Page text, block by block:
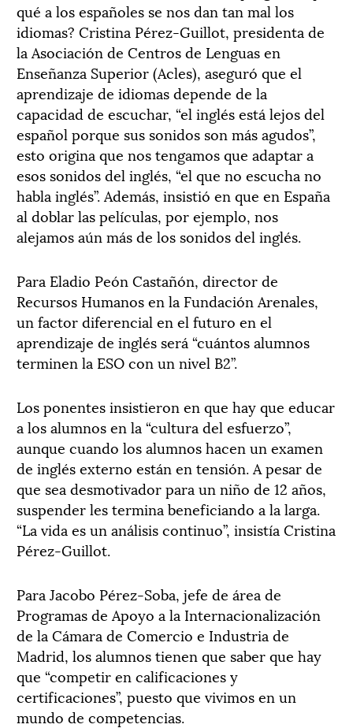
qué a los españoles se nos dan tan mal los
idiomas? Cristina Pérez-Guillot, presidenta de
la Asociación de Centros de Lenguas en
Enseñanza Superior (Acles), aseguró que el
aprendizaje de idiomas depende de la
capacidad de escuchar, “el inglés está lejos del
español porque sus sonidos son más agudos”,
esto origina que nos tengamos que adaptar a
esos sonidos del inglés, “el que no escucha no
habla inglés”. Además, insistió en que en España
al doblar las películas, por ejemplo, nos
alejamos aún más de los sonidos del inglés.
Para Eladio Peón Castañón, director de
Recursos Humanos en la Fundación Arenales,
un factor diferencial en el futuro en el
aprendizaje de inglés será “cuántos alumnos
terminen la ESO con un nivel B2”.
Los ponentes insistieron en que hay que educar
a los alumnos en la “cultura del esfuerzo”,
aunque cuando los alumnos hacen un examen
de inglés externo están en tensión. A pesar de
que sea desmotivador para un niño de 12 años,
suspender les termina beneficiando a la larga.
“La vida es un análisis continuo”, insistía Cristina
Pérez-Guillot.
Para Jacobo Pérez-Soba, jefe de área de
Programas de Apoyo a la Internacionalización
de la Cámara de Comercio e Industria de
Madrid, los alumnos tienen que saber que hay
que “competir en calificaciones y
certificaciones”, puesto que vivimos en un
mundo de competencias.